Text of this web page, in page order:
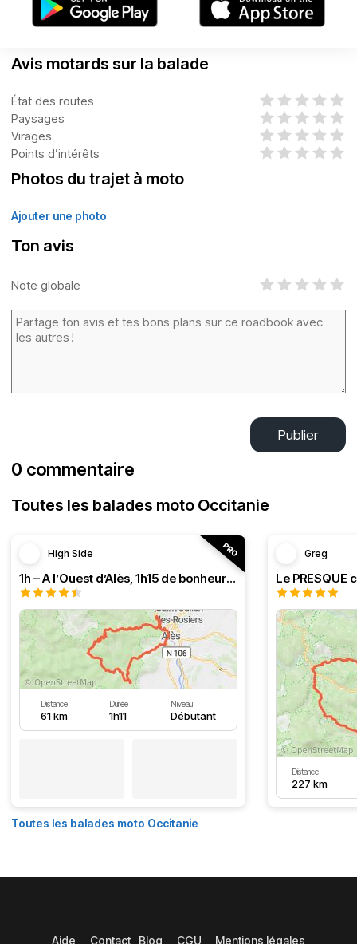
Avis motards sur la balade
État des routes
Paysages
Virages
Points d’intérêts
Photos du trajet à moto
Ajouter une photo
Ton avis
Note globale
Publier
0 commentaire
Toutes les balades moto Occitanie
High Side
1h – A l’Ouest d’Alès, 1h15 de bonheur (HSRF23)
Distance
61 km
Durée
1h11
Niveau
Débutant
Greg
Distance
227 km
Toutes les balades moto Occitanie
Aide Contact Blog CGU Mentions légales